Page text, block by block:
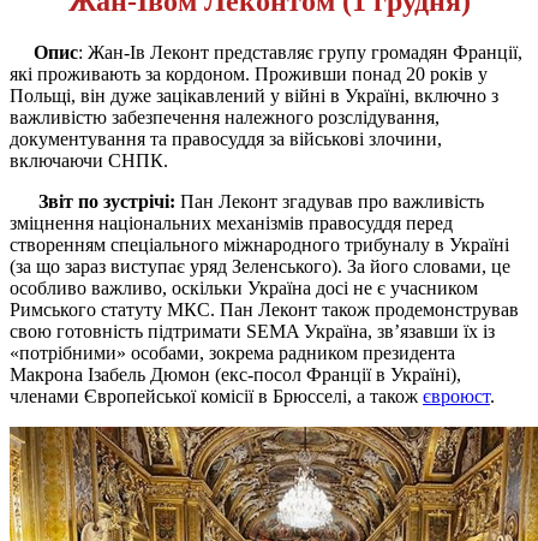
Опис: Жан-Ів Леконт представляє групу громадян Франції,
які проживають за кордоном. Проживши понад 20 років у
Польщі, він дуже зацікавлений у війні в Україні, включно з
важливістю забезпечення належного розслідування,
документування та правосуддя за військові злочини,
включаючи СНПК.
Звіт по зустрічі: Пан Леконт згадував про важливість
зміцнення національних механізмів правосуддя перед
створенням спеціального міжнародного трибуналу в Україні
(за що зараз виступає уряд Зеленського). За його словами, це
особливо важливо, оскільки Україна досі не є учасником
Римського статуту МКС. Пан Леконт також продемонстрував
свою готовність підтримати SEMA Україна, зв’язавши їх із
«потрібними» особами, зокрема радником президента
Макрона Ізабель Дюмон (екс-посол Франції в Україні),
членами Європейської комісії в Брюсселі, а також євроюст.